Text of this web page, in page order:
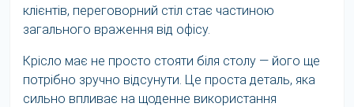
клієнтів, переговорний стіл стає частиною
загального враження від офісу.
Крісло має не просто стояти біля столу — його ще
потрібно зручно відсунути. Це проста деталь, яка
сильно впливає на щоденне використання